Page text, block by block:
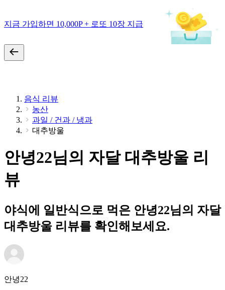
지금 가입하면 10,000P + 로또 10장 지급
음식 리뷰
농산
과일 / 건과 / 냉과
대추방울
안녕22님의 자달 대추방울 리
뷰
야식에 일반식으로 먹은 안녕22님의 자달
대추방울 리뷰를 확인해보세요.
안녕22